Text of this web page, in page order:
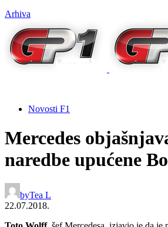
Arhiva
Novosti F1
Mercedes
naredbe upućene
byTea L
22.07.2018.